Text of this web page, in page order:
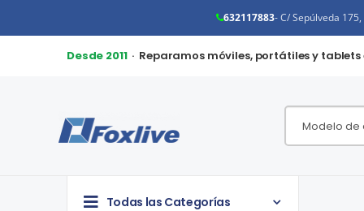
632117883- C/ Sepúlveda
Desde 2011· Reparamos móviles, portátiles y tablets
Todas las Categorías